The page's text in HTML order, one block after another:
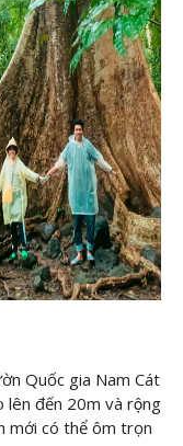
Quốc gia Nam Cát
lên đến 20m và rộng
mới có thể ôm trọn